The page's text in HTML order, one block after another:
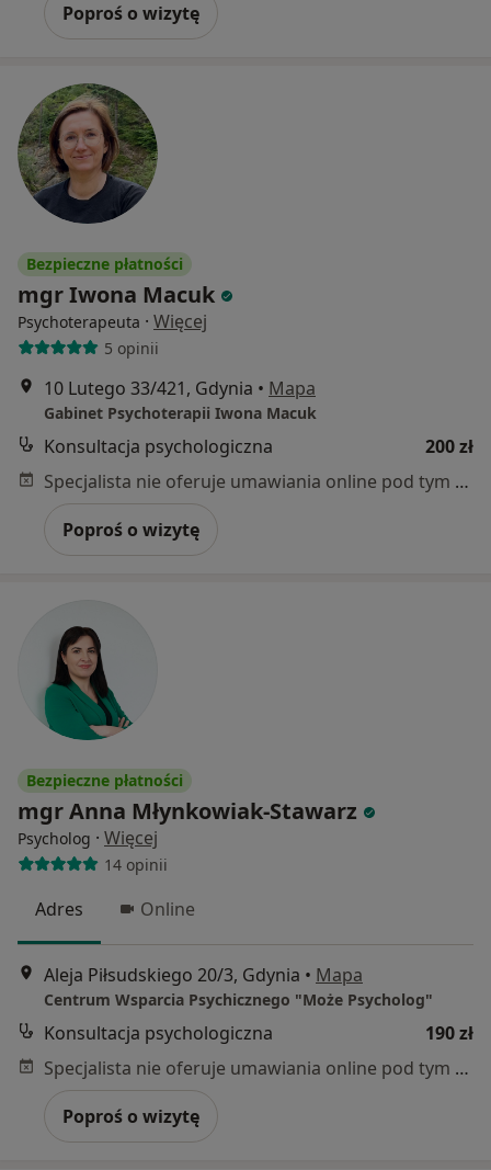
Poproś o wizytę
Bezpieczne płatności
mgr Iwona Macuk
Psychoterapeuta · Więcej
5 opinii
10 Lutego 33/421, Gdynia • Mapa
Gabinet Psychoterapii Iwona Macuk
Konsultacja psychologiczna
200 zł
Specjalista nie oferuje umawiania online pod tym adresem.
Poproś o wizytę
Bezpieczne płatności
mgr Anna Młynkowiak-Stawarz
Psycholog · Więcej
14 opinii
Adres Online
Aleja Piłsudskiego 20/3, Gdynia • Mapa
Centrum Wsparcia Psychicznego "Może Psycholog"
Konsultacja psychologiczna
190 zł
Specjalista nie oferuje umawiania online pod tym adresem.
Poproś o wizytę